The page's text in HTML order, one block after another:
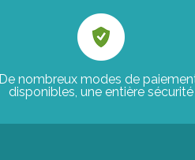
De nombreux modes de
disponibles, une entière sécurité